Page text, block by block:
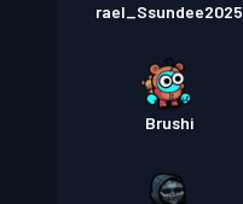
rael_Ssundee2025
Brushi